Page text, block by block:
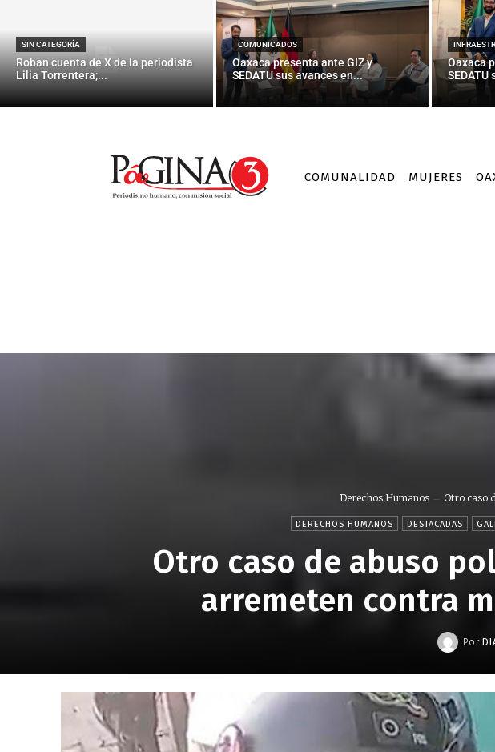
SIN CATEGORÍA
Roban cuenta de X de la periodista
Lilia Torrentera;...
COMUNICADOS
Oaxaca presenta ante GIZ y
SEDATU sus avances en...
Oaxaca
SEDATU
COMUNALIDAD MUJERES
Derechos Humanos Otro caso
DERECHOS HUMANOS DESTACADAS
Otro caso de abuso
arremeten contra
Por